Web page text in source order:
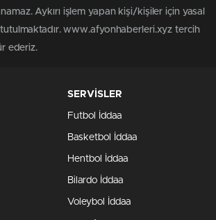
Aykırı işlem yapan kişi/kişiler için yasal
tutulmaktadır. www.afyonhaberleri.xyz tercih
ederiz.
SERVİSLER
Futbol İddaa
Basketbol İddaa
Hentbol İddaa
Bilardo İddaa
Voleybol İddaa